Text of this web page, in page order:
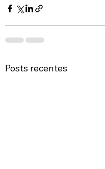
Posts recentes